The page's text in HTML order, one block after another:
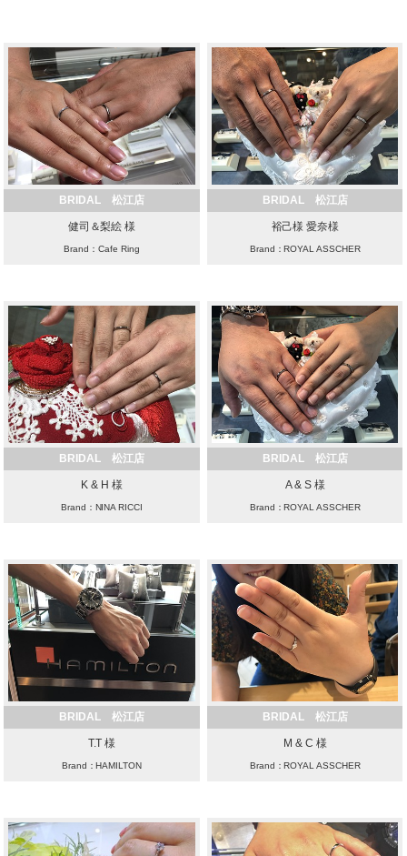
BRIDAL 松江店
健司＆梨絵 様
Brand：Cafe Ring
BRIDAL 松江店
裕己様 愛奈様
Brand：ROYAL ASSCHER
BRIDAL 松江店
K & H 様
Brand：NINA RICCI
BRIDAL 松江店
A & S 様
Brand：ROYAL ASSCHER
BRIDAL 松江店
T.T 様
Brand：HAMILTON
BRIDAL 松江店
M & C 様
Brand：ROYAL ASSCHER